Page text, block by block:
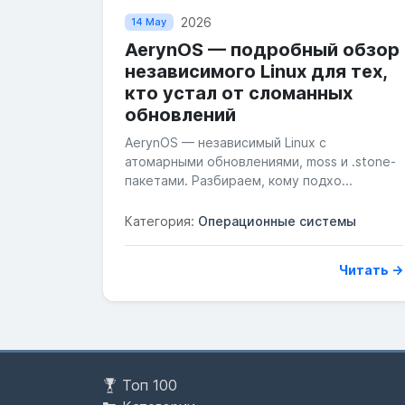
14 May 2026
AerynOS — подробный обзор
независимого Linux для тех,
кто устал от сломанных
обновлений
AerynOS — независимый Linux с
атомарными обновлениями, moss и .stone-
пакетами. Разбираем, кому подхо...
Категория: Операционные системы
Читать →
Топ 100